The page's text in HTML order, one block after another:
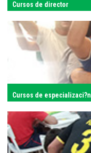
Cursos de director
Cursos de especializaci?n